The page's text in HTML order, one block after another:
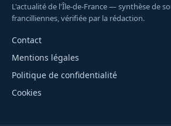
L'actualité de l'Île-de-France — synthèse de
francilliennes, vérifiée par la rédaction.
Contact
Mentions légales
Politique de confidentialité
Cookies